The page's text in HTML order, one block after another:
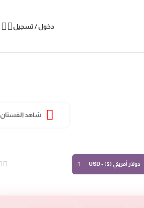
دخول / تسجيل
شاهد الفستان
دولار أمريكي ($) - USD